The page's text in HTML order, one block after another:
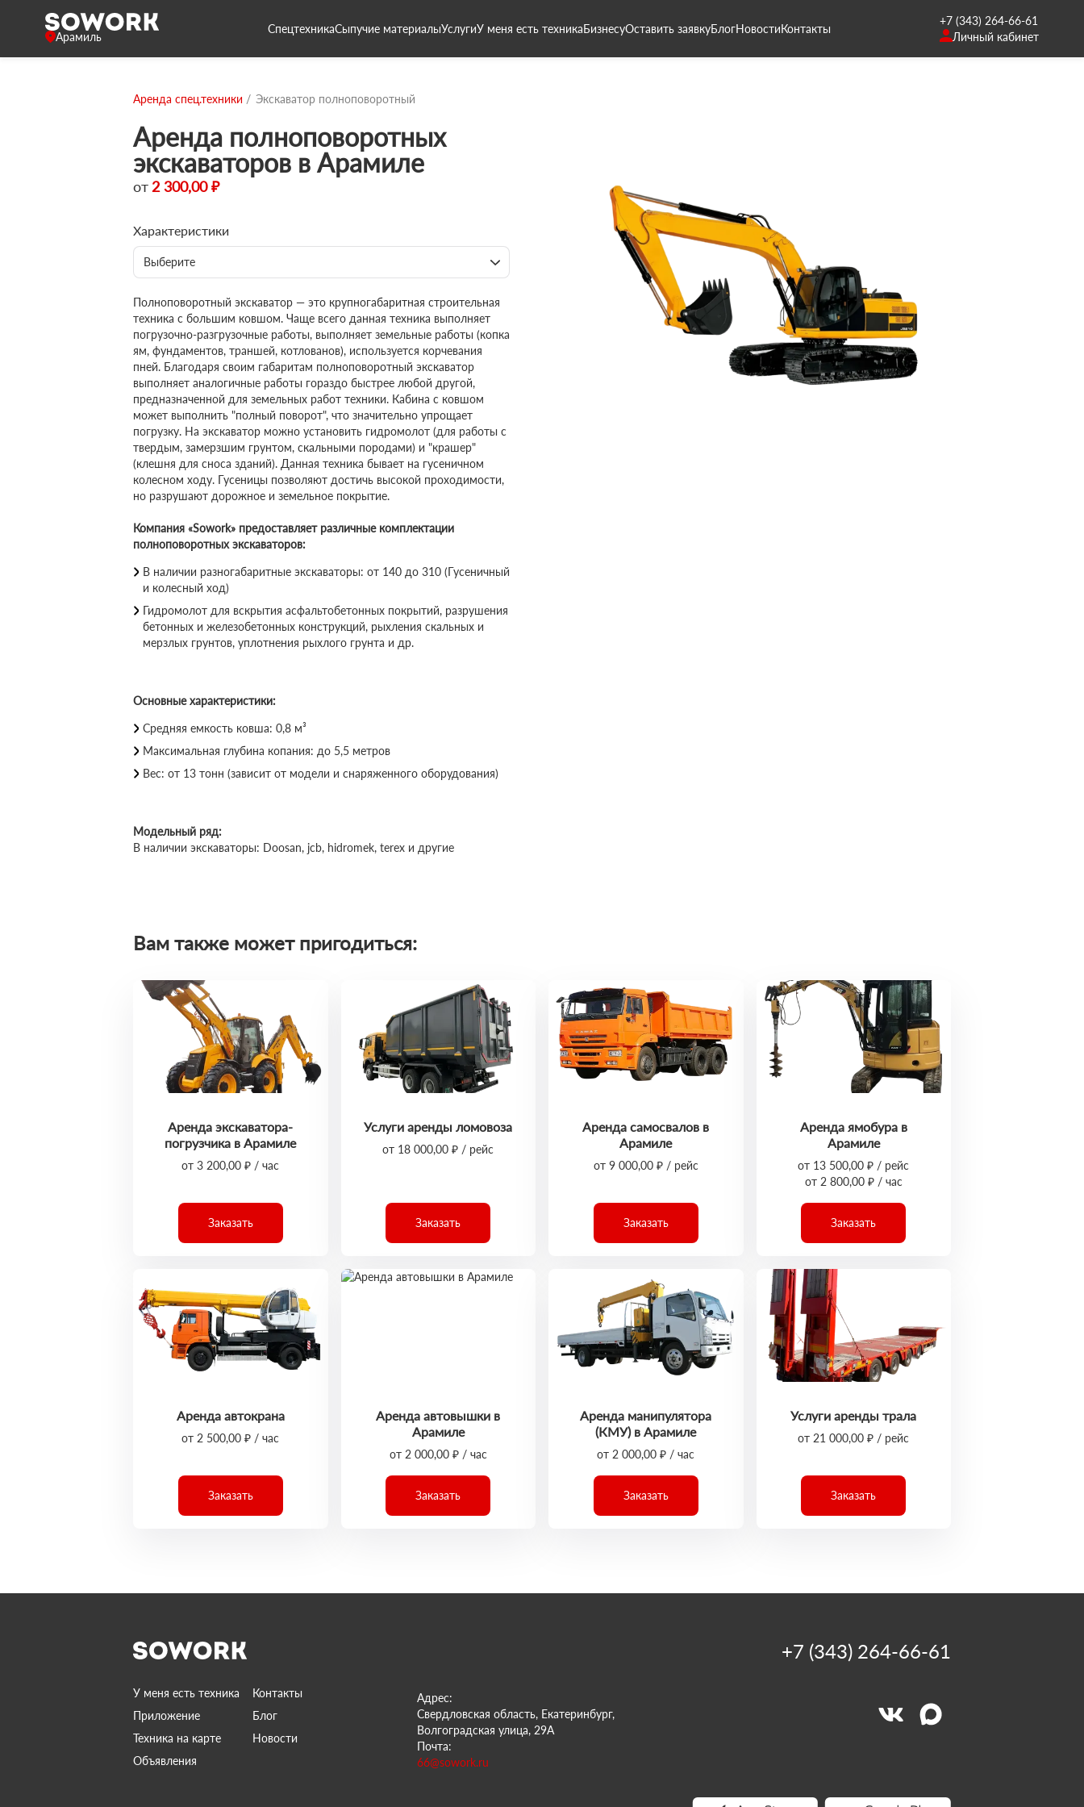
Арамиль
СпецтехникаСыпучие материалыУслугиУ меня есть техникаБизнесуОставить заявкуБлогНовостиКонтакты
+7 (343) 264-66-61
Личный кабинет
Аренда спец.техники Экскаватор полноповоротный
Аренда полноповоротных
экскаваторов в Арамиле
от 2 300,00 ₽
Характеристики
Выберите
Полноповоротный экскаватор — это крупногабаритная строительная
техника с большим ковшом. Чаще всего данная техника выполняет
погрузочно-разгрузочные работы, выполняет земельные работы (копка
ям, фундаментов, траншей, котлованов), используется корчевания
пней. Благодаря своим габаритам полноповоротный экскаватор
выполняет аналогичные работы гораздо быстрее любой другой,
предназначенной для земельных работ техники. Кабина с ковшом
может выполнить "полный поворот", что значительно упрощает
погрузку. На экскаватор можно установить гидромолот (для работы с
твердым, замерзшим грунтом, скальными породами) и "крашер"
(клешня для сноса зданий). Данная техника бывает на гусеничном
колесном ходу. Гусеницы позволяют достичь высокой проходимости,
но разрушают дорожное и земельное покрытие.
Компания «Sowork» предоставляет различные комплектации
полноповоротных экскаваторов:
В наличии разногабаритные экскаваторы: от 140 до 310 (Гусеничный
и колесный ход)
Гидромолот для вскрытия асфальтобетонных покрытий, разрушения
бетонных и железобетонных конструкций, рыхления скальных и
мерзлых грунтов, уплотнения рыхлого грунта и др.
Основные характеристики:
Средняя емкость ковша: 0,8 м³
Максимальная глубина копания: до 5,5 метров
Вес: от 13 тонн (зависит от модели и снаряженного оборудования)
Модельный ряд:
В наличии экскаваторы: Doosan, jcb, hidromek, terex и другие
Вам также может пригодиться:
Аренда экскаватора-
погрузчика в Арамиле
от 3 200,00 ₽ / час
Заказать
Услуги аренды ломовоза
от 18 000,00 ₽ / рейс
Заказать
Аренда самосвалов в
Арамиле
от 9 000,00 ₽ / рейс
Заказать
Аренда ямобура в
Арамиле
от 13 500,00 ₽ / рейс
от 2 800,00 ₽ / час
Заказать
Аренда автокрана
от 2 500,00 ₽ / час
Заказать
Аренда автовышки в
Арамиле
от 2 000,00 ₽ / час
Заказать
Аренда манипулятора
(КМУ) в Арамиле
от 2 000,00 ₽ / час
Заказать
Услуги аренды трала
от 21 000,00 ₽ / рейс
Заказать
У меня есть техника
Контакты
Приложение
Блог
Техника на карте
Новости
Объявления
Адрес:
Свердловская область, Екатеринбург,
Волгоградская улица, 29А
Почта:
66@sowork.ru
+7 (343) 264-66-61